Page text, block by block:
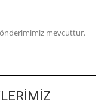
mevcuttur.